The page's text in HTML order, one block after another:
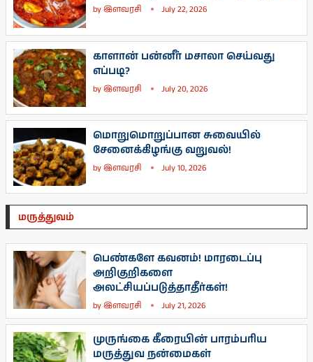
byஇளவரசி July 22, 2026
காளான் பன்னீர் மசாலா செய்வது
எப்படி?
byஇளவரசி July 20, 2026
மொறுமொறுப்பான சுவையில்
சேனைக்கிழங்கு வறுவல்!
byஇளவரசி July 10, 2026
மருத்துவம்
பெண்களே கவனம்! மாரடைப்பு
அறிகுறிகளை
அலட்சியப்படுத்தாதீர்கள்!
byஇளவரசி July 21, 2026
முருங்கை கீரையின் பாரம்பரிய
மருத்துவ நன்மைகள்